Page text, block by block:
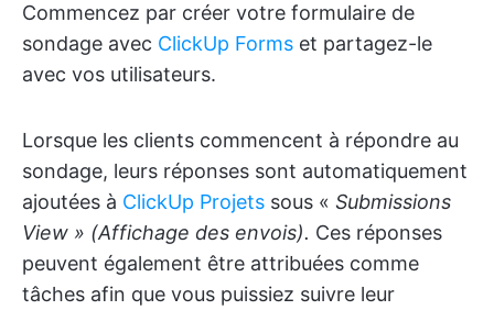
Commencez par créer votre formulaire de
sondage avec ClickUp Forms et partagez-le
avec vos utilisateurs.
Lorsque les clients commencent à répondre au
sondage, leurs réponses sont automatiquement
ajoutées à ClickUp Projets sous « Submissions
View » (Affichage des envois). Ces réponses
peuvent également être attribuées comme
tâches afin que vous puissiez suivre leur